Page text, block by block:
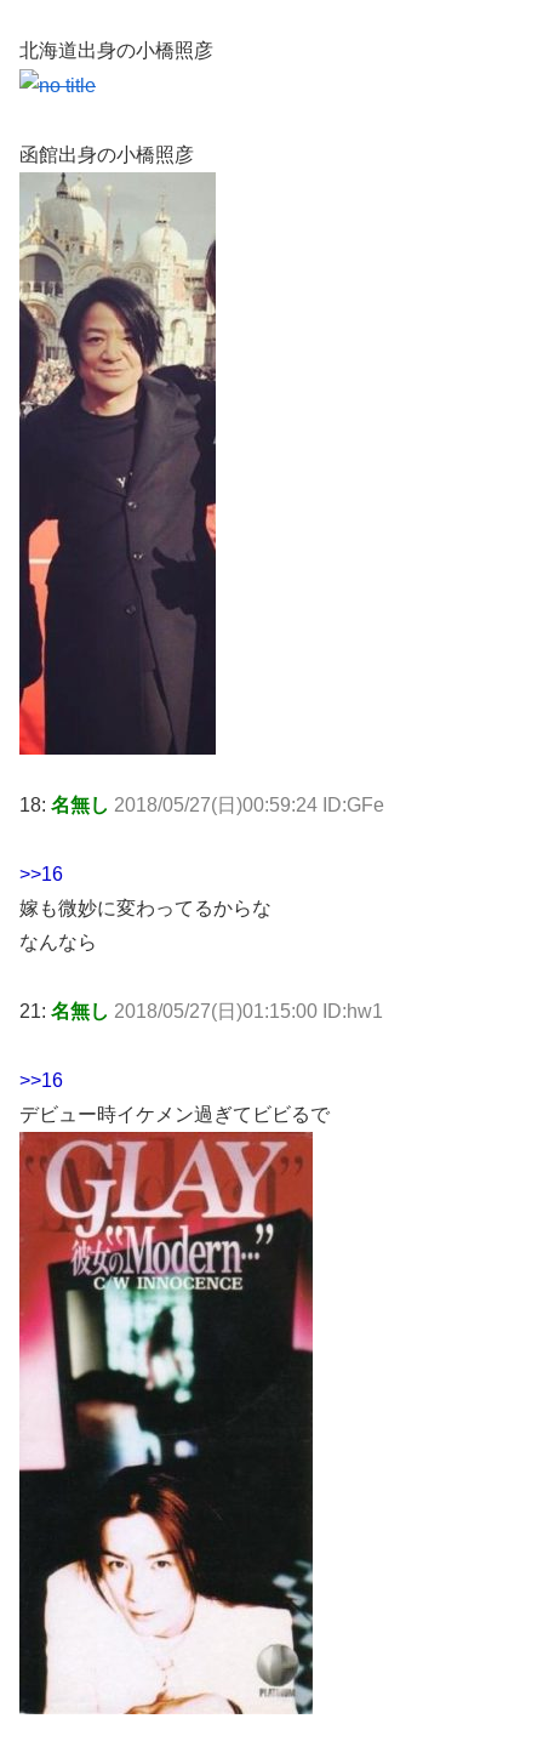
北海道出身の小橋照彦
函館出身の小橋照彦
18: 名無し 2018/05/27(日)00:59:24 ID:GFe
>>16
嫁も微妙に変わってるからな
なんなら
21: 名無し 2018/05/27(日)01:15:00 ID:hw1
>>16
デビュー時イケメン過ぎてビビるで